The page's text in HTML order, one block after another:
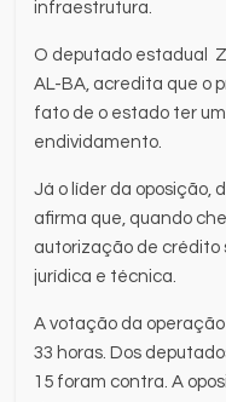
infraestrutura.
O deputado estadual
AL-BA, acredita que o
fato de o estado ter
endividamento.
Já o líder da oposição,
afirma que, quando
autorização de crédito
jurídica e técnica.
A votação da
33 horas. Dos
15 foram contra. A